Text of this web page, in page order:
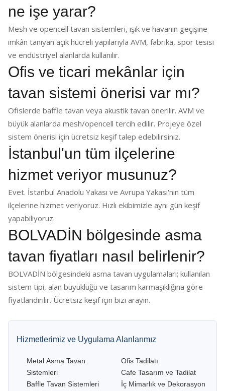
ne işe yarar?
Mesh ve opencell tavan sistemleri, ışık ve havanın geçişine
imkân tanıyan açık hücreli yapılarıyla AVM, fabrika, spor tesisi
ve endüstriyel alanlarda kullanılır.
Ofis ve ticari mekânlar için
tavan sistemi önerisi var mı?
Ofislerde baffle tavan veya akustik tavan önerilir. AVM ve
büyük alanlarda mesh/opencell tercih edilir. Projeye özel
sistem önerisi için ücretsiz keşif talep edebilirsiniz.
İstanbul'un tüm ilçelerine
hizmet veriyor musunuz?
Evet. İstanbul Anadolu Yakası ve Avrupa Yakası'nın tüm
ilçelerine hizmet veriyoruz. Hızlı ekibimizle aynı gün keşif
yapabiliyoruz.
BOLVADİN bölgesinde asma
tavan fiyatları nasıl belirlenir?
BOLVADİN bölgesindeki asma tavan uygulamaları; kullanılan
sistem tipi, alan büyüklüğü ve tasarım karmaşıklığına göre
fiyatlandırılır. Ücretsiz keşif için bizi arayın.
Hizmetlerimiz ve Uygulama Alanlarımız
Metal Asma Tavan
Sistemleri
Baffle Tavan Sistemleri
Ofis Tadilatı
Cafe Tasarım ve Tadilat
İç Mimarlık ve Dekorasyon